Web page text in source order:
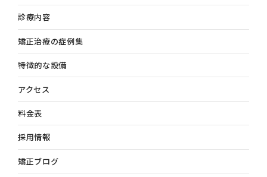
診療内容
矯正治療の症例集
特徴的な設備
アクセス
料金表
採用情報
矯正ブログ